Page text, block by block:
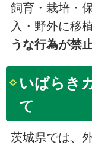
飼育・栽培・
入・野外に移
うな行為が禁
いばらき
て
茨城県では、